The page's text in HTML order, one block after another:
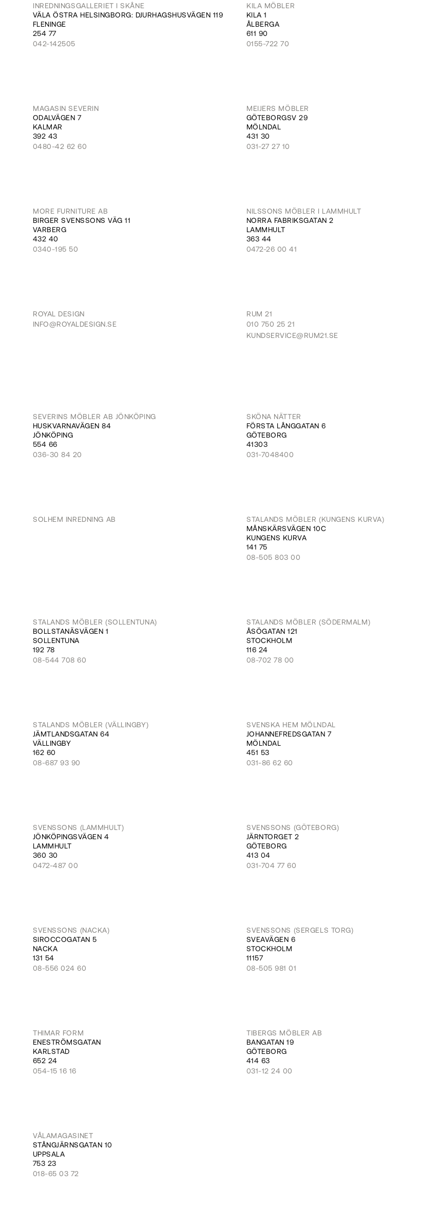
INREDNINGSGALLERIET I SKÅNE
VÄLA ÖSTRA HELSINGBORG: DJURHAGSHUSVÄGEN 119
FLENINGE
254 77
042-142505
KILA MÖBLER
KILA 1
ÅLBERGA
611 90
0155-722 70
MAGASIN SEVERIN
ODALVÄGEN 7
KALMAR
392 43
0480-42 62 60
MEIJERS MÖBLER
GÖTEBORGSV 29
MÖLNDAL
431 30
031-27 27 10
MORE FURNITURE AB
BIRGER SVENSSONS VÄG 11
VARBERG
432 40
0340-195 50
NILSSONS MÖBLER I LAMMHULT
NORRA FABRIKSGATAN 2
LAMMHULT
363 44
0472-26 00 41
ROYAL DESIGN
INFO@ROYALDESIGN.SE
RUM 21
010 750 25 21
KUNDSERVICE@RUM21.SE
SEVERINS MÖBLER AB JÖNKÖPING
HUSKVARNAVÄGEN 84
JÖNKÖPING
554 66
036-30 84 20
SKÖNA NÄTTER
FÖRSTA LÅNGGATAN 6
GÖTEBORG
41303
031-7048400
SOLHEM INREDNING AB
STALANDS MÖBLER (KUNGENS KURVA)
MÅNSKÄRSVÄGEN 10C
KUNGENS KURVA
141 75
08-505 803 00
STALANDS MÖBLER (SOLLENTUNA)
BOLLSTANÄSVÄGEN 1
SOLLENTUNA
192 78
08-544 708 60
STALANDS MÖBLER (SÖDERMALM)
ÅSÖGATAN 121
STOCKHOLM
116 24
08-702 78 00
STALANDS MÖBLER (VÄLLINGBY)
JÄMTLANDSGATAN 64
VÄLLINGBY
162 60
08-687 93 90
SVENSKA HEM MÖLNDAL
JOHANNEFREDSGATAN 7
MÖLNDAL
451 53
031-86 62 60
SVENSSONS (LAMMHULT)
JÖNKÖPINGSVÄGEN 4
LAMMHULT
360 30
0472-487 00
SVENSSONS (GÖTEBORG)
JÄRNTORGET 2
GÖTEBORG
413 04
031-704 77 60
SVENSSONS (NACKA)
SIROCCOGATAN 5
NACKA
131 54
08-556 024 60
SVENSSONS (SERGELS TORG)
SVEAVÄGEN 6
STOCKHOLM
11157
08-505 981 01
THIMAR FORM
ENESTRÖMSGATAN
KARLSTAD
652 24
054-15 16 16
TIBERGS MÖBLER AB
BANGATAN 19
GÖTEBORG
414 63
031-12 24 00
VÅLAMAGASINET
STÅNGJÄRNSGATAN 10
UPPSALA
753 23
018-65 03 72